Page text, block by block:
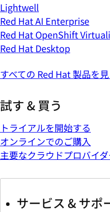
Lightwell
Red Hat AI Enterprise
Red Hat OpenShift
Red Hat Desktop
すべての Red Hat 製品を
試す & 買う
トライアルを開始する
オンラインでのご購入
主要なクラウドプロバイ
サービス & サポ